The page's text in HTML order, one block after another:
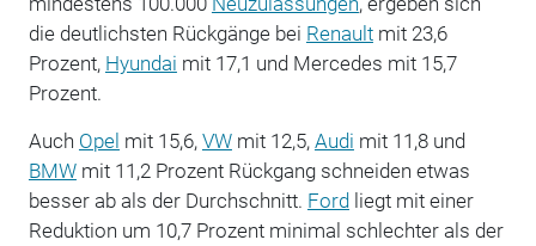
die deutlichsten Rückgänge bei Renaultmit 23,6
Prozent, Hyundai mit 17,1 und Mercedes mit 15,7
Prozent.
Auch Opel mit 15,6, VWmit 12,5, Audi mit 11,8 und
BMWmit 11,2 Prozent Rückgang schneiden etwas
besser ab als der Durchschnitt. Fordliegt mit einer
Reduktion um 10,7 Prozent minimal schlechter als der